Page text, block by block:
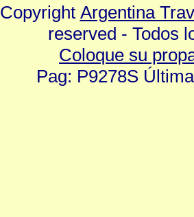
Copyright Argentina
reserved - Todos
Coloque su
Pag: P9278S